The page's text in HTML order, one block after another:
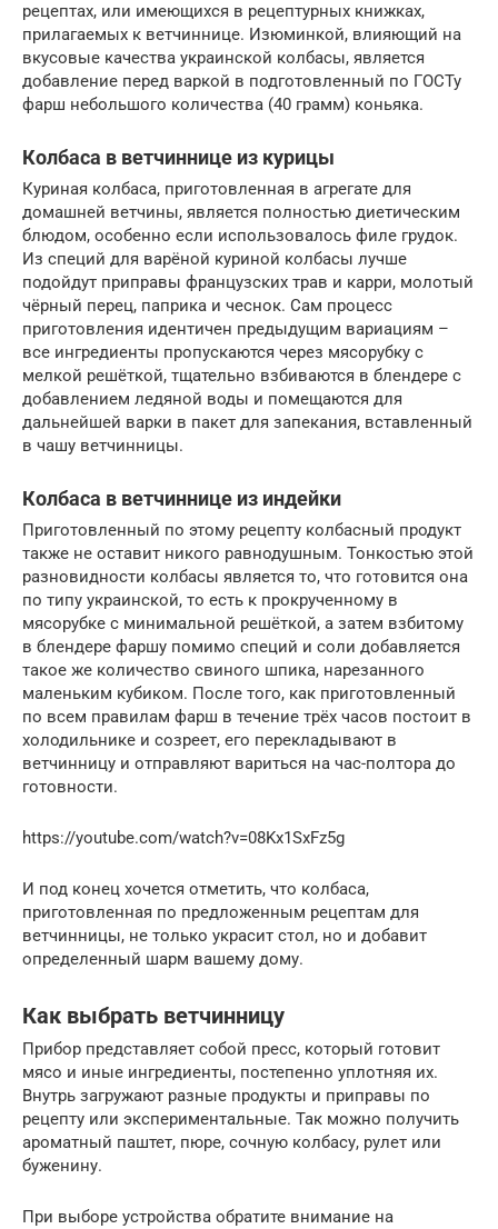
рецептах, или имеющихся в рецептурных книжках,
прилагаемых к ветчиннице. Изюминкой, влияющий на
вкусовые качества украинской колбасы, является
добавление перед варкой в подготовленный по ГОСТу
фарш небольшого количества (40 грамм) коньяка.
Колбаса в ветчиннице из курицы
Куриная колбаса, приготовленная в агрегате для
домашней ветчины, является полностью диетическим
блюдом, особенно если использовалось филе грудок.
Из специй для варёной куриной колбасы лучше
подойдут приправы французских трав и карри, молотый
чёрный перец, паприка и чеснок. Сам процесс
приготовления идентичен предыдущим вариациям –
все ингредиенты пропускаются через мясорубку с
мелкой решёткой, тщательно взбиваются в блендере с
добавлением ледяной воды и помещаются для
дальнейшей варки в пакет для запекания, вставленный
в чашу ветчинницы.
Колбаса в ветчиннице из индейки
Приготовленный по этому рецепту колбасный продукт
также не оставит никого равнодушным. Тонкостью этой
разновидности колбасы является то, что готовится она
по типу украинской, то есть к прокрученному в
мясорубке с минимальной решёткой, а затем взбитому
в блендере фаршу помимо специй и соли добавляется
такое же количество свиного шпика, нарезанного
маленьким кубиком. После того, как приготовленный
по всем правилам фарш в течение трёх часов постоит в
холодильнике и созреет, его перекладывают в
ветчинницу и отправляют вариться на час-полтора до
готовности.
https://youtube.com/watch?v=08Kx1SxFz5g
И под конец хочется отметить, что колбаса,
приготовленная по предложенным рецептам для
ветчинницы, не только украсит стол, но и добавит
определенный шарм вашему дому.
Как выбрать ветчинницу
Прибор представляет собой пресс, который готовит
мясо и иные ингредиенты, постепенно уплотняя их.
Внутрь загружают разные продукты и приправы по
рецепту или экспериментальные. Так можно получить
ароматный паштет, пюре, сочную колбасу, рулет или
буженину.
При выборе устройства обратите внимание на